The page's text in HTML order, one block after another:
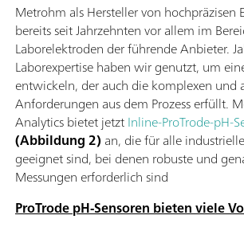
Metrohm als Hersteller von hochpräzisen
bereits seit Jahrzehnten vor allem im
Laborelektroden der führende Anbieter.
Laborexpertise haben wir genutzt, um
entwickeln, der auch die komplexen und
Anforderungen aus dem Prozess erfüllt.
Analytics bietet jetztInline-ProTrode-pH-
(Abbildung 2) an, die für alle
geeignet sind, bei denen robuste und
Messungen erforderlich sind
ProTrode pH-Sensoren bieten viele